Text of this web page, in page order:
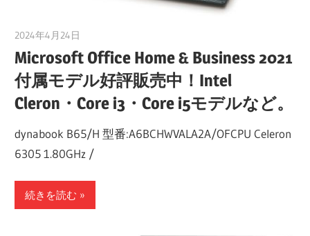
2024年4月24日
Microsoft Office Home & Business 2021
付属モデル好評販売中！Intel
Cleron・Core i3・Core i5モデルなど。
dynabook B65/H 型番:A6BCHWVALA2A/OFCPU Celeron
6305 1.80GHz /
続きを読む